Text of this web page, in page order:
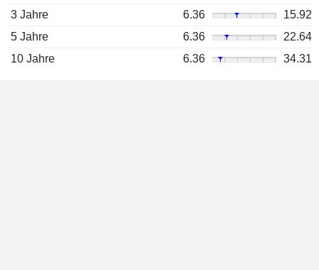
3 Jahre
6.36
15.92
5 Jahre
6.36
22.64
10 Jahre
6.36 34.31